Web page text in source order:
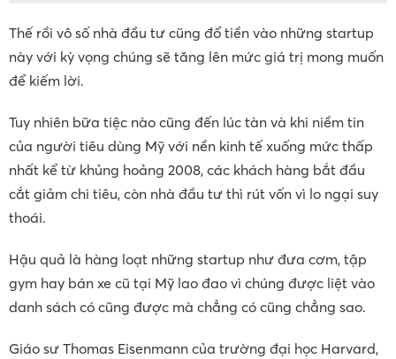
Thế rồi vô số nhà đầu tư cũng đổ tiền vào những startup
này với kỳ vọng chúng sẽ tăng lên mức giá trị mong muốn
để kiếm lời.
Tuy nhiên bữa tiệc nào cũng đến lúc tàn và khi niềm tin
của người tiêu dùng Mỹ với nền kinh tế xuống mức thấp
nhất kể từ khủng hoảng 2008, các khách hàng bắt đầu
cắt giảm chi tiêu, còn nhà đầu tư thì rút vốn vì lo ngại suy
thoái.
Hậu quả là hàng loạt những startup như đưa cơm, tập
gym hay bán xe cũ tại Mỹ lao đao vì chúng được liệt vào
danh sách có cũng được mà chẳng có cũng chẳng sao.
Giáo sư Thomas Eisenmann của trường đại học Harvard,